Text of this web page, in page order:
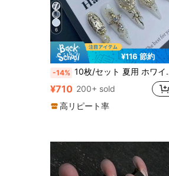
6
¥116 節約
-14% 10枚/セット 夏用 ホワイト かわいい ロング スティレット アクリルネイルアートステッカーセット、パール&3Dメタルデコレーション、パンクゴススタイル、ラインストーン グリッター、フルカバー ハンドメイド Y2K フェイクネイル、マットブロンズ ラインアート ネイルキット、ハロウィン必需品 女性&女の子用 ハンドメイド プレスオンネイル
¥710 200+ sold
高リピート率